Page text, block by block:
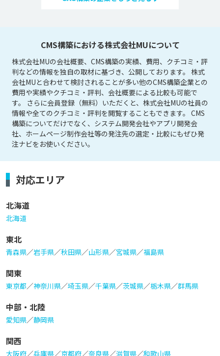
CMS構築における株式会社MUについて
株式会社MUの会社概要、CMS構築の実績、費用、クチコミ・評
判などの情報を独自の取材に基づき、公開しております。 株式
会社MUと合わせて検討されることが多い他のCMS構築企業との
費用や実績やクチコミ・評判、会社概要による比較も可能で
す。 さらに会員登録（無料）いただくと、株式会社MUの社員の
情報や全てのクチコミ・評判を閲覧することもできます。 CMS
構築についてだけでなく、システム開発会社やアプリ開発会
社、ホームページ制作会社等の発注先の選定・比較にもぜひ発
注ナビをお使いください。
対応エリア
北海道
北海道
東北
青森県／岩手県／秋田県／山形県／宮城県／福島県
関東
東京都／神奈川県／埼玉県／千葉県／茨城県／栃木県／群馬県
中部・北陸
愛知県／静岡県
関西
大阪府／兵庫県／京都府／奈良県／滋賀県／和歌山県